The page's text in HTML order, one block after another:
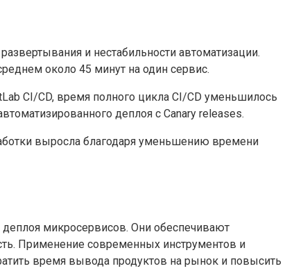
и нестабильности автоматизации.
около 45 минут на один сервис.
CI/CD, время полного цикла CI/CD уменьшилось
деплоя с Canary releases.
выросла благодаря уменьшению времени
микросервисов. Они обеспечивают
Применение современных инструментов и
время вывода продуктов на рынок и повысить